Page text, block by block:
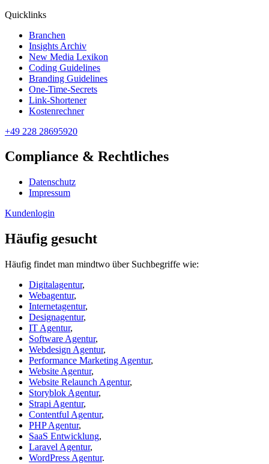
Quicklinks
Branchen
Insights Archiv
New Media Lexikon
Coding Guidelines
Branding Guidelines
One-Time-Secrets
Link-Shortener
Kostenrechner
+49 228 28695920
Compliance & Rechtliches
Datenschutz
Impressum
Kundenlogin
Häufig gesucht
Häufig findet man mindtwo über Suchbegriffe wie:
Digitalagentur,
Webagentur,
Internetagentur,
Designagentur,
IT Agentur,
Software Agentur,
Webdesign Agentur,
Performance Marketing Agentur,
Website Agentur,
Website Relaunch Agentur,
Storyblok Agentur,
Strapi Agentur,
Contentful Agentur,
PHP Agentur,
SaaS Entwicklung,
Laravel Agentur,
WordPress Agentur.